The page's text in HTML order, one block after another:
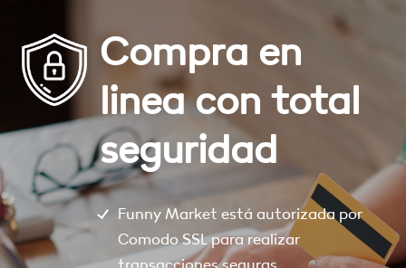
Compra en
linea con total
seguridad
Funny Market está autorizada por
Comodo SSL para realizar